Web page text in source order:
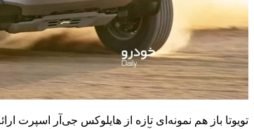
تویوتا باز هم نمونه‌ای تازه از هایلوکس جی‌آر اسپرت